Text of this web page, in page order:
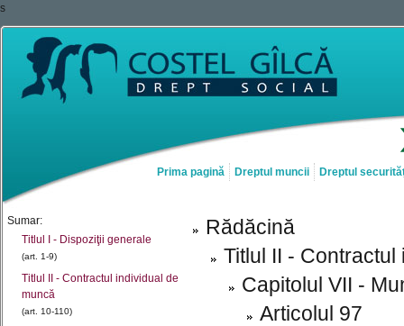
s
Prima pagină Dreptul muncii Dreptul
Sumar:
Titlul I - Dispoziţii generale
(art. 1-9)
Titlul II - Contractul individual de
muncă
(art. 10-110)
Rădăcină
Titlul II -
Capitolul VII -
Articolul 97